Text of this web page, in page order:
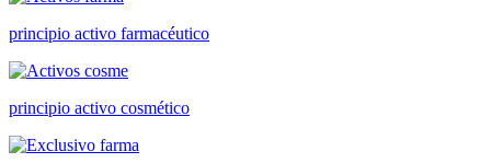
principio activo farmacéutico
principio activo cosmético